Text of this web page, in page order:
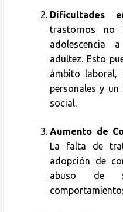
Dificultades
trastornos no
adolescencia
adultez. Esto
ámbito laboral,
personales y
social.
Aumento de
La falta de
adopción de
abuso de